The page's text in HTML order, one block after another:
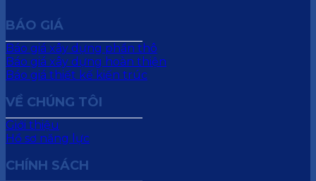
BÁO GIÁ
Báo giá xây dựng phần thô
Báo giá xây dựng hoàn thiện
Báo giá thiết kế kiến trúc
VỀ CHÚNG TÔI
Giới thiệu
Hồ sơ năng lực
CHÍNH SÁCH